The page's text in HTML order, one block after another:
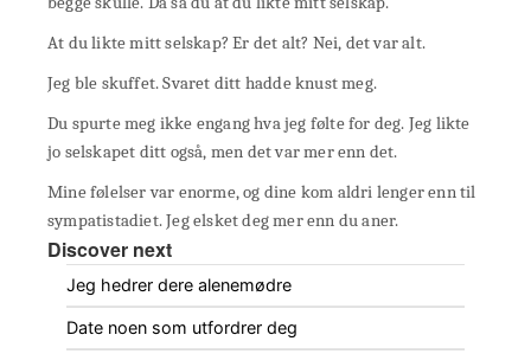
At du likte mitt selskap? Er det alt? Nei, det var alt.
Jeg ble skuffet. Svaret ditt hadde knust meg.
Du spurte meg ikke engang hva jeg følte for deg. Jeg likte
jo selskapet ditt også, men det var mer enn det.
Mine følelser var enorme, og dine kom aldri lenger enn til
sympatistadiet. Jeg elsket deg mer enn du aner.
Discover next
Jeg hedrer dere alenemødre
Date noen som utfordrer deg